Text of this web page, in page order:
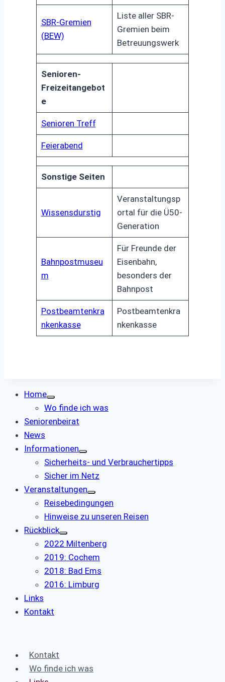
SBR-Gremien
(BEW)
Liste aller SBR-
Gremien beim
Betreuungswerk
Senioren-
Freizeitangebot
e
Senioren Treff
Feierabend
Sonstige Seiten
Wissensdurstig
Veranstaltungsp
ortal für die Ü50-
Generation
Bahnpostmuseu
m
Für Freunde der
Eisenbahn,
besonders der
Bahnpost
Postbeamtenkra
nkenkasse
Postbeamtenkra
nkenkasse
Home
Wo finde ich was
Seniorenbeirat
News
Informationen
Sicherheits- und Verbrauchertipps
Sicher im Netz
Veranstaltungen
Reisebedingungen
Hinweise zu unseren Reisen
Rückblick
2022 Miltenberg
2019: Cochem
2018: Bad Ems
2016: Limburg
Links
Kontakt
Kontakt
Wo finde ich was